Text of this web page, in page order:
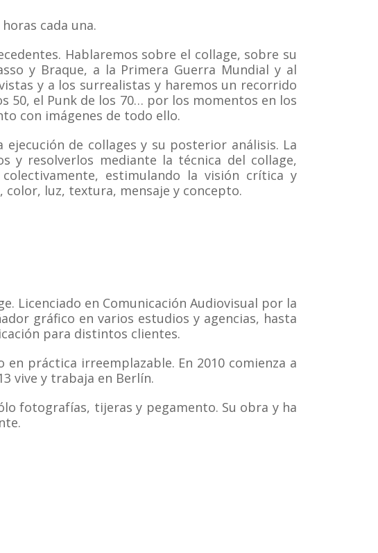
cada una.
Hablaremos sobre el collage, sobre su
y Braque, a la Primera Guerra Mundial y al
y a los surrealistas y haremos un recorrido
50, el Punk de los 70… por los momentos en los
con imágenes de todo ello.
de collages y su posterior análisis. La
y resolverlos mediante la técnica del collage,
estimulando la visión crítica y
luz, textura, mensaje y concepto.
Licenciado en Comunicación Audiovisual por la
gráfico en varios estudios y agencias, hasta
para distintos clientes.
práctica irreemplazable. En 2010 comienza a
vive y trabaja en Berlín.
fotografías, tijeras y pegamento. Su obra y ha